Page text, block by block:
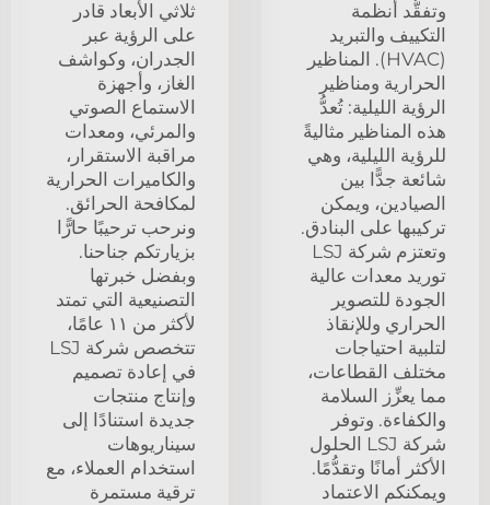
وتفقُّد أنظمة
التكييف والتبريد
(HVAC). المناظير
الحرارية ومناظير
الرؤية الليلية: تُعدُّ
هذه المناظير مثاليةً
للرؤية الليلية، وهي
شائعة جدًّا بين
الصيادين، ويمكن
تركيبها على البنادق.
وتعتزم شركة LSJ
توريد معدات عالية
الجودة للتصوير
الحراري وللإنقاذ
لتلبية احتياجات
مختلف القطاعات،
مما يعزِّز السلامة
والكفاءة. وتوفر
شركة LSJ الحلول
الأكثر أمانًا وتقدُّمًا.
ويمكنكم الاعتماد
ثلاثي الأبعاد قادر
على الرؤية عبر
الجدران، وكواشف
الغاز، وأجهزة
الاستماع الصوتي
والمرئي، ومعدات
مراقبة الاستقرار،
والكاميرات الحرارية
لمكافحة الحرائق.
ونرحب ترحيبًا حارًّا
بزيارتكم جناحنا.
وبفضل خبرتها
التصنيعية التي تمتد
لأكثر من ١١ عامًا،
تتخصص شركة LSJ
في إعادة تصميم
وإنتاج منتجات
جديدة استنادًا إلى
سيناريوهات
استخدام العملاء، مع
ترقية مستمرة